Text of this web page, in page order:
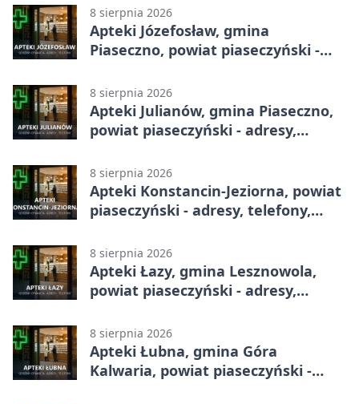
8 sierpnia 2026
Apteki Józefosław, gmina
Piaseczno, powiat piaseczyński -
8 sierpnia 2026
Apteki Julianów, gmina Piaseczno,
powiat piaseczyński - adresy,
8 sierpnia 2026
Apteki Konstancin-Jeziorna, powiat
piaseczyński - adresy, telefony,
8 sierpnia 2026
Apteki Łazy, gmina Lesznowola,
powiat piaseczyński - adresy,
8 sierpnia 2026
Apteki Łubna, gmina Góra
Kalwaria, powiat piaseczyński -